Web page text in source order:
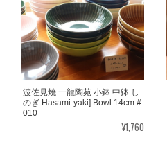
波佐見焼 一龍陶苑 小鉢 中鉢 し
のぎ Hasami-yaki] Bowl 14cm #
010
¥1,760